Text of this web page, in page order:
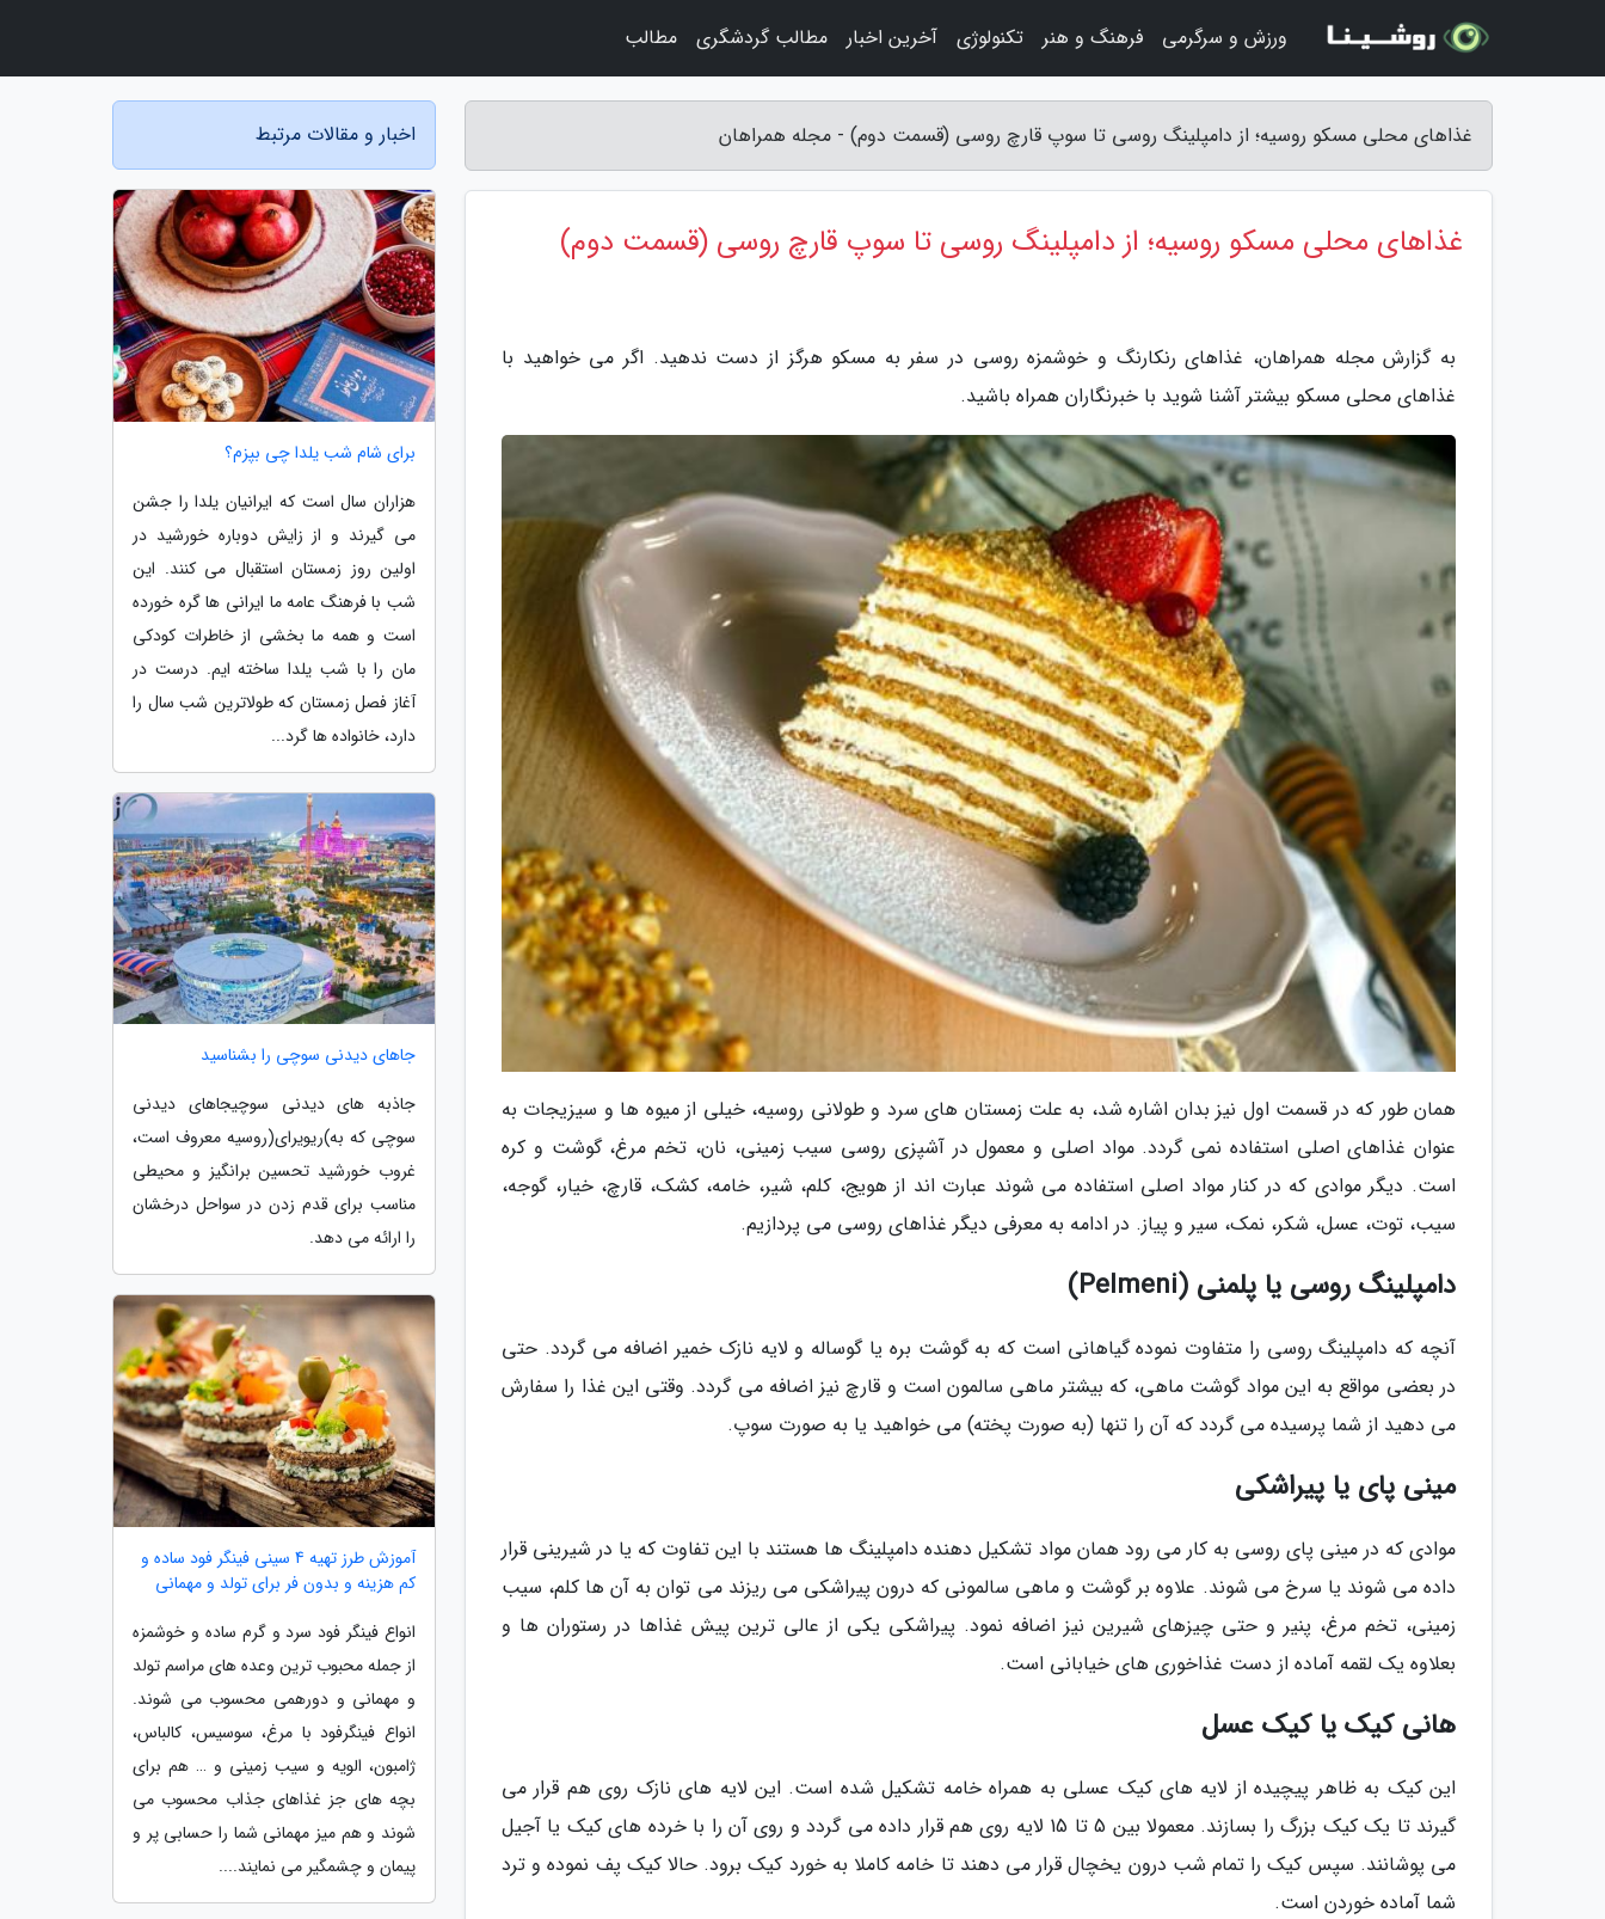
غذاهای محلی مسکو روسیه؛ از دامپلینگ روسی تا سوپ قارچ روسی (قسمت دوم) - مجله همراهان
غذاهای محلی مسکو روسیه؛ از دامپلینگ روسی تا سوپ قارچ روسی (قسمت دوم)
به گزارش مجله همراهان، غذاهای رنکارنگ و خوشمزه روسی در سفر به مسکو هرگز از دست ندهید. اگر می خواهید با
غذاهای محلی مسکو بیشتر آشنا شوید با خبرنگاران همراه باشید.
همان طور که در قسمت اول نیز بدان اشاره شد، به علت زمستان های سرد و طولانی روسیه، خیلی از میوه ها و سیزیجات به
عنوان غذاهای اصلی استفاده نمی گردد. مواد اصلی و معمول در آشپزی روسی سیب زمینی، نان، تخم مرغ، گوشت و کره
است. دیگر موادی که در کنار مواد اصلی استفاده می شوند عبارت اند از هویج، کلم، شیر، خامه، کشک، قارچ، خیار، گوجه،
سیب، توت، عسل، شکر، نمک، سیر و پیاز. در ادامه به معرفی دیگر غذاهای روسی می پردازیم.
دامپلینگ روسی یا پلمنی (Pelmeni)
آنچه که دامپلینگ روسی را متفاوت نموده گیاهانی است که به گوشت بره یا گوساله و لایه نازک خمیر اضافه می گردد. حتی
در بعضی مواقع به این مواد گوشت ماهی، که بیشتر ماهی سالمون است و قارچ نیز اضافه می گردد. وقتی این غذا را سفارش
می دهید از شما پرسیده می گردد که آن را تنها (به صورت پخته) می خواهید یا به صورت سوپ.
مینی پای یا پیراشکی
موادی که در مینی پای روسی به کار می رود همان مواد تشکیل دهنده دامپلینگ ها هستند با این تفاوت که یا در شیرینی قرار
داده می شوند یا سرخ می شوند. علاوه بر گوشت و ماهی سالمونی که درون پیراشکی می ریزند می توان به آن ها کلم، سیب
زمینی، تخم مرغ، پنیر و حتی چیزهای شیرین نیز اضافه نمود. پیراشکی یکی از عالی ترین پیش غذاها در رستوران ها و
بعلاوه یک لقمه آماده از دست غذاخوری های خیابانی است.
هانی کیک یا کیک عسل
این کیک به ظاهر پیچیده از لایه های کیک عسلی به همراه خامه تشکیل شده است. این لایه های نازک روی هم قرار می
گیرند تا یک کیک بزرگ را بسازند. معمولا بین 5 تا 15 لایه روی هم قرار داده می گردد و روی آن را با خرده های کیک یا آجیل
می پوشانند. سپس کیک را تمام شب درون یخچال قرار می دهند تا خامه کاملا به خورد کیک برود. حالا کیک پف نموده و ترد
شما آماده خوردن است.
اخبار و مقالات مرتبط
برای شام شب یلدا چی بپزم؟
هزاران سال است که ایرانیان یلدا را جشن
می گیرند و از زایش دوباره خورشید در
اولین روز زمستان استقبال می کنند. این
شب با فرهنگ عامه ما ایرانی ها گره خورده
است و همه ما بخشی از خاطرات کودکی
مان را با شب یلدا ساخته ایم. درست در
آغاز فصل زمستان که طولاترین شب سال را
دارد، خانواده ها گرد...
جاهای دیدنی سوچی را بشناسید
جاذبه های دیدنی سوچیجاهای دیدنی
سوچی که به)ریویرای(روسیه معروف است،
غروب خورشید تحسین برانگیز و محیطی
مناسب برای قدم زدن در سواحل درخشان
را ارائه می دهد.
آموزش طرز تهیه 4 سینی فینگر فود ساده و
کم هزینه و بدون فر برای تولد و مهمانی
انواع فینگر فود سرد و گرم ساده و خوشمزه
از جمله محبوب ترین وعده های مراسم تولد
و مهمانی و دورهمی محسوب می شوند.
انواع فینگرفود با مرغ، سوسیس، کالباس،
ژامبون، الویه و سیب زمینی و … هم برای
بچه های جز غذاهای جذاب محسوب می
شوند و هم میز مهمانی شما را حسابی پر و
پیمان و چشمگیر می نمایند....
ورزش و سرگرمی فرهنگ و هنر تکنولوژی آخرین اخبار مطالب گردشگری مطالب